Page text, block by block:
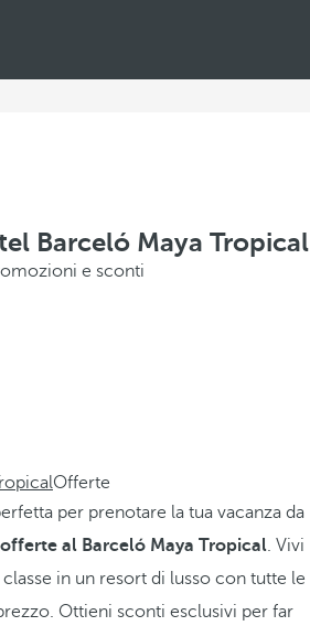
Barceló Maya Tropical
e sconti
Offerte
per prenotare la tua vacanza da
al Barceló Maya Tropical. Vivi
in un resort di lusso con tutte le
Ottieni sconti esclusivi per far